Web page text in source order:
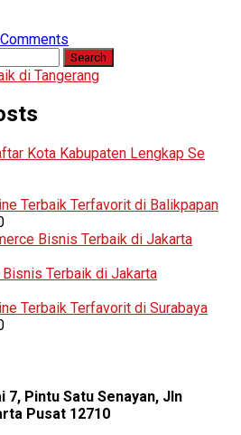
Kota Kabupaten Lengkap Se
Terbaik Terfavorit di Balikpapan
Bisnis Terbaik di Jakarta
Terbaik di Jakarta
Terbaik Terfavorit di Surabaya
7, Pintu Satu Senayan, Jln
Pusat 12710